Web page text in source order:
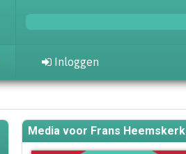
Inloggen
Media voor Frans Heemskerk